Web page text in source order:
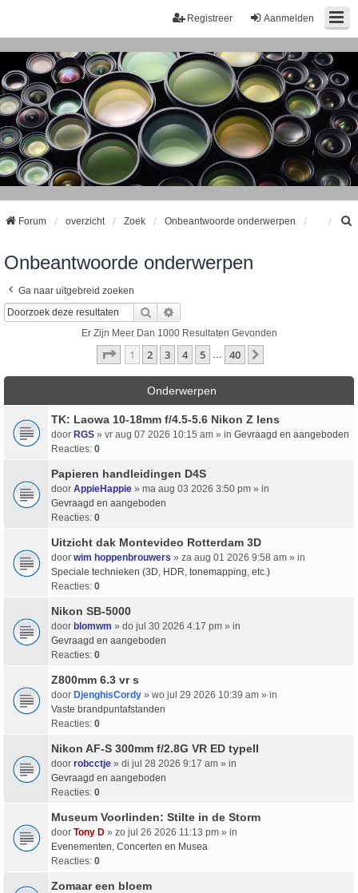
Aanmelden
Registreer
Forum overzicht Zoek Onbeantwoorde onderwerpen
Onbeantwoorde onderwerpen
Ga naar uitgebreid zoeken
Zoek
Er Zijn Meer Dan 1000 Resultaten Gevonden
Pagina Van40
1 2 3 4 5 40
Onderwerpen
TK: Laowa 10-18mm f/4.5-5.6 Nikon Z lens
door RGS » vr aug 07 2026 10:15 am » in Gevraagd en aangeboden
Reacties: 0
Papieren handleidingen D4S
door AppieHappie » ma aug 03 2026 3:50 pm » in
Gevraagd en aangeboden
Reacties: 0
Uitzicht dak Montevideo Rotterdam 3D
door wim hoppenbrouwers » za aug 01 2026 9:58 am » in
Speciale technieken (3D, HDR, tonemapping, etc.)
Reacties: 0
Nikon SB-5000
door blomwm » do jul 30 2026 4:17 pm » in
Gevraagd en aangeboden
Reacties: 0
Z800mm 6.3 vr s
door DjenghisCordy » wo jul 29 2026 10:39 am » in
Vaste brandpuntafstanden
Reacties: 0
Nikon AF-S 300mm f/2.8G VR ED typeII
door robcctje » di jul 28 2026 9:17 am » in
Gevraagd en aangeboden
Reacties: 0
Museum Voorlinden: Stilte in de Storm
door Tony D » zo jul 26 2026 11:13 pm » in
Evenementen, Concerten en Musea
Reacties: 0
Zomaar een bloem